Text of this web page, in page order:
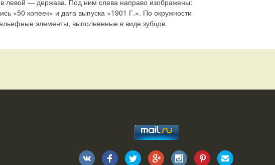
левой — держава. Под ним слева направо изображены:
«50 копеек» и дата выпуска «1901 Г.». По окружности
элементы, выполненные в виде зубцов.